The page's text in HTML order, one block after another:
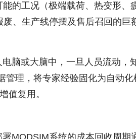
能的工况（极端载荷、热变形
、生产线停摆及售后召回的巨
脑或大脑中，一旦人员流动，
管理，将专家经验固化为自动
值复用。
MODSIM系统的成本回收周期